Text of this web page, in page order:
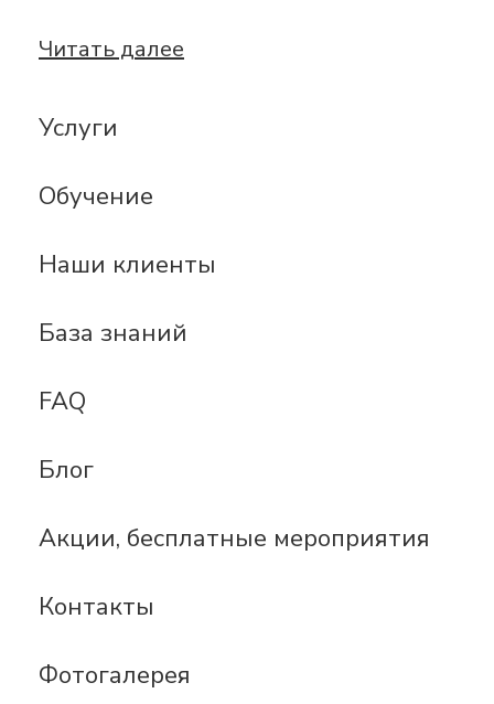
Услуги
Обучение
Наши клиенты
База знаний
FAQ
Блог
Акции, бесплатные мероприятия
Контакты
Фотогалерея
Читать далее